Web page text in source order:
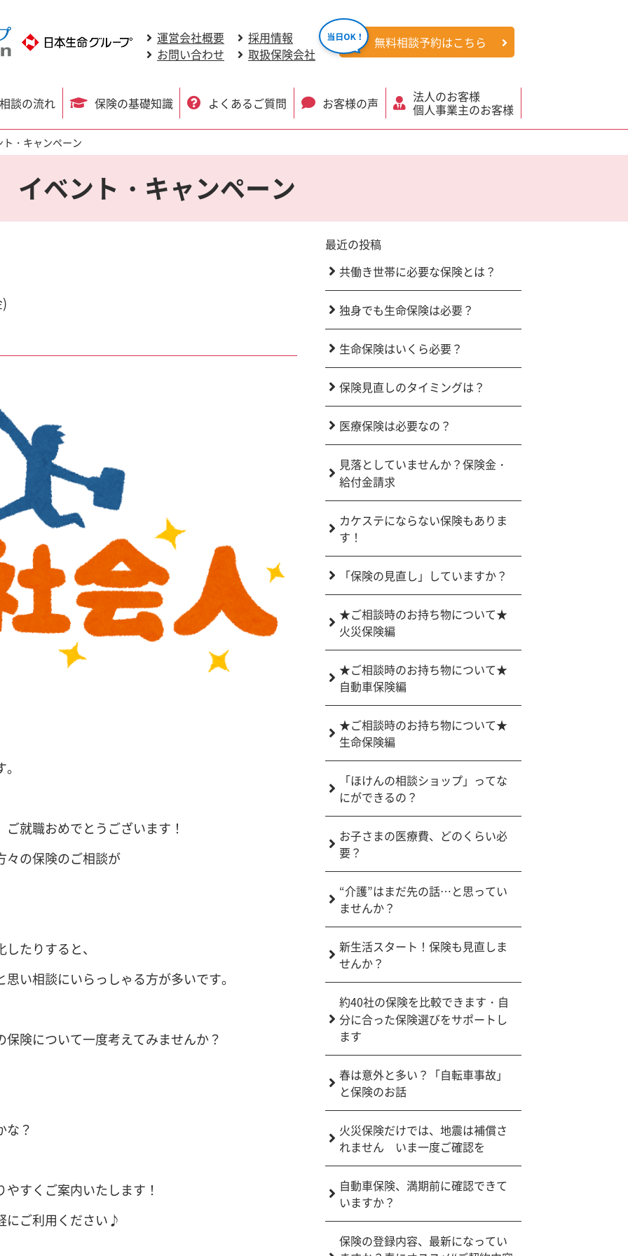
運営会社概要
採用情報
お問い合わせ
取扱保険会社
無料相談予約はこちら
談の流れ 保険の基礎知識 よくあるご質問 お客様の声 法人のお客様
個人事業主のお客様
ト・キャンペーン
イベント・キャンペーン
就職おめでとうございます！
々の保険のご相談が
たりすると、
い相談にいらっしゃる方が多いです。
険について一度考えてみませんか？
な？
すくご案内いたします！
にご利用ください♪
最近の投稿
共働き世帯に必要な保険とは？
独身でも生命保険は必要？
生命保険はいくら必要？
保険見直しのタイミングは？
医療保険は必要なの？
見落としていませんか？保険金・
給付金請求
カケステにならない保険もありま
す！
「保険の見直し」していますか？
★ご相談時のお持ち物について★
火災保険編
★ご相談時のお持ち物について★
自動車保険編
★ご相談時のお持ち物について★
生命保険編
「ほけんの相談ショップ」ってな
にができるの？
お子さまの医療費、どのくらい必
要？
“介護”はまだ先の話…と思ってい
ませんか？
新生活スタート！保険も見直しま
せんか？
約40社の保険を比較できます・自
分に合った保険選びをサポートし
ます
春は意外と多い？「自転車事故」
と保険のお話
火災保険だけでは、地震は補償さ
れません いま一度ご確認を
自動車保険、満期前に確認できて
いますか？
保険の登録内容、最新になってい